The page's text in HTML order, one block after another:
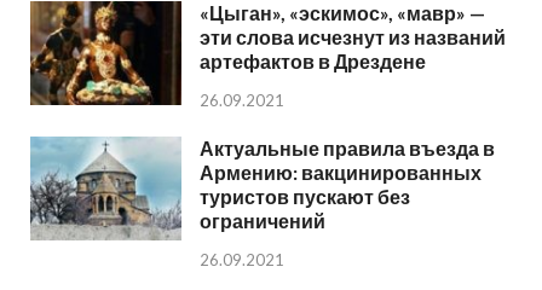
«Цыган», «эскимос», «мавр» —
эти слова исчезнут из названий
артефактов в Дрездене
26.09.2021
Актуальные правила въезда в
Армению: вакцинированных
туристов пускают без
ограничений
26.09.2021